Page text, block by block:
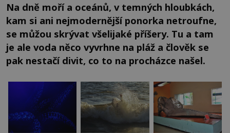
Na dně moří a oceánů, v temných hloubkách,
kam si ani nejmodernější ponorka netroufne,
se můžou skrývat všelijaké příšery. Tu a tam
je ale voda něco vyvrhne na pláž a člověk se
pak nestačí divit, co to na procházce našel.